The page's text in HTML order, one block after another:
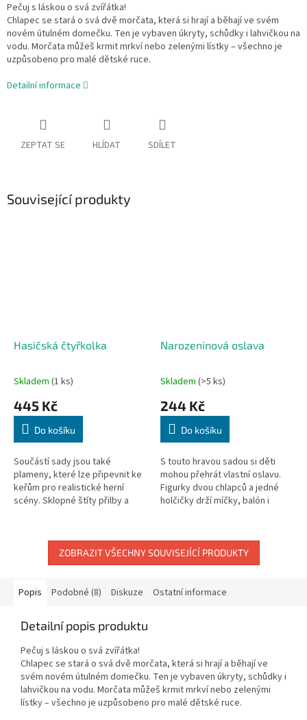
Pečuj s láskou o svá zvířátka!
Chlapec se stará o svá dvě morčata, která si hrají a běhají ve svém
novém útulném domečku. Ten je vybaven úkryty, schůdky i lahvičkou na
vodu. Morčata můžeš krmit mrkví nebo zelenými lístky – všechno je
uzpůsobeno pro malé dětské ruce.
Detailní informace
ZEPTAT SE HLÍDAT SDÍLET
Související produkty
Hasičská čtyřkolka
Skladem (1 ks)
445 Kč
Do košíku
Součástí sady jsou také
plameny, které lze připevnit ke
keřům pro realistické herní
scény. Sklopné štíty přilby a
Narozeninová oslava
Skladem (>5 ks)
244 Kč
Do košíku
S touto hravou sadou si děti
mohou přehrát vlastní oslavu.
Figurky dvou chlapců a jedné
holčičky drží míčky, balón i
ZOBRAZIT VŠECHNY SOUVISEJÍCÍ PRODUKTY
Popis Podobné (8) Diskuze Ostatní informace
Detailní popis produktu
Pečuj s láskou o svá zvířátka!
Chlapec se stará o svá dvě morčata, která si hrají a běhají ve
svém novém útulném domečku. Ten je vybaven úkryty, schůdky i
lahvičkou na vodu. Morčata můžeš krmit mrkví nebo zelenými
lístky – všechno je uzpůsobeno pro malé dětské ruce.